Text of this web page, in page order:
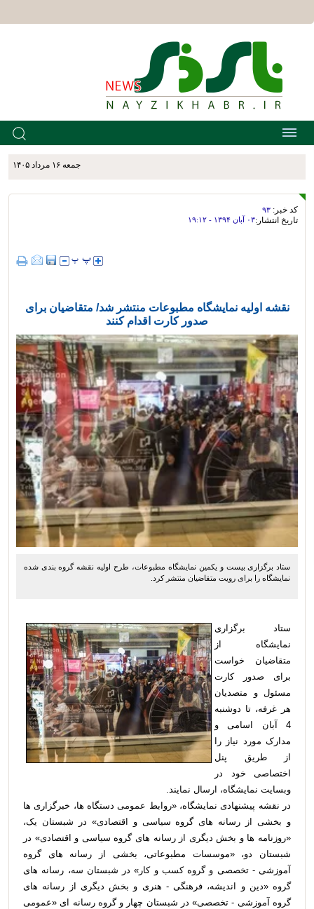
جمعه ۱۶ مرداد ۱۴۰۵
کد خبر: ۹۳
تاریخ انتشار:۰۳ آبان ۱۳۹۴ - ۱۹:۱۲
نقشه اولیه نمایشگاه مطبوعات منتشر شد/ متقاضیان برای
صدور کارت اقدام کنند‎
ستاد برگزاری بیست و یکمین نمایشگاه مطبوعات، طرح اولیه نقشه گروه بندی شده
نمایشگاه را برای رویت متقاضیان منتشر کرد.
ستاد برگزاری
نمایشگاه از
متقاضیان خواست
برای صدور کارت
مسئول و متصدیان
هر غرفه، تا دوشنبه
4 آبان اسامی و
مدارک مورد نیاز را
از طریق پنل
اختصاصی خود در
وبسایت نمایشگاه، ارسال نمایند.
در نقشه پیشنهادی نمایشگاه، «روابط عمومی دستگاه ها، خبرگزاری ها
و بخشی از رسانه های گروه سیاسی و اقتصادی» در شبستان یک،
«روزنامه ها و بخش دیگری از رسانه های گروه سیاسی و اقتصادی» در
شبستان دو، «موسسات مطبوعاتی، بخشی از رسانه های گروه
آموزشی - تخصصی و گروه کسب و کار» در شبستان سه، رسانه های
گروه «دین و اندیشه، فرهنگی - هنری و بخش دیگری از رسانه های
گروه آموزشی - تخصصی» در شبستان چهار و گروه رسانه ای «عمومی